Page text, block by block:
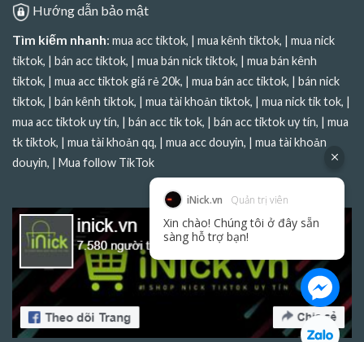
Hướng dẫn bảo mật
Tìm kiếm nhanh: mua acc tiktok, | mua kênh tiktok, | mua nick
tiktok, | bán acc tiktok, | mua bán nick tiktok, | mua bán kênh
tiktok, | mua acc tiktok giá rẻ 20k, | mua bán acc tiktok, | bán nick
tiktok, | bán kênh tiktok, | mua tài khoản tiktok, | mua nick tik tok, |
mua acc tiktok uy tín, | bán acc tik tok, | bán acc tiktok uy tín, | mua
tk tiktok, | mua tài khoản qq, | mua acc douyin, | mua tài khoản
douyin, | Mua follow TikTok
iNick.vn Quản trị viên
Xin chào! Chúng tôi ở đây sẵn
sàng hỗ trợ bạn!